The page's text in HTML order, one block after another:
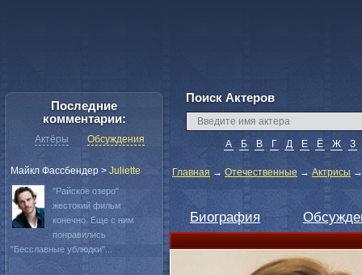
Поиск Актеров
А Б В Г Д Е Ё Ж З
Главная → Отечественные → Актрисы
Биография
Последние
комментарии:
Актёры Обсуждения
Майкл Фассбендер > Juliette
"Райское озеро"
жестокий фильм
конечно. Еще с ним
понравились
"Бесславные ублюдки"...